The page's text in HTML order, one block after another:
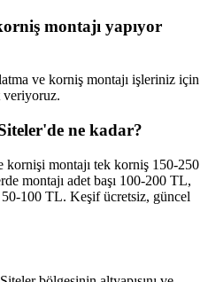
montajı yapıyor
ve korniş montajı işleriniz için
veriyoruz.
ne kadar?
kornişi montajı tek korniş 150-250
montajı adet başı 100-200 TL,
50-100 TL. Keşif ücretsiz, güncel